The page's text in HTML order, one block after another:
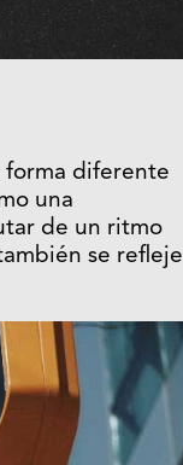
forma diferente
una
de un ritmo
se refleje